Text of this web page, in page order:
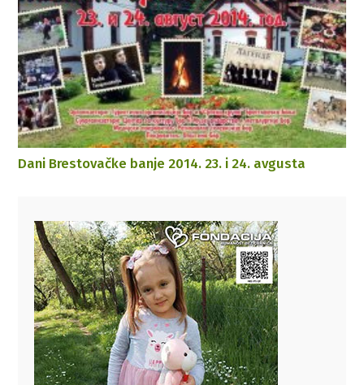
Dani Brestovačke banje 2014. 23. i 24. avgusta